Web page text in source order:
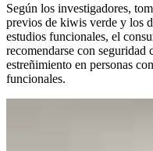
Según los investigadores,
previos de kiwis verde y los
estudios funcionales, el
recomendarse con seguridad
estreñimiento en personas
funcionales.